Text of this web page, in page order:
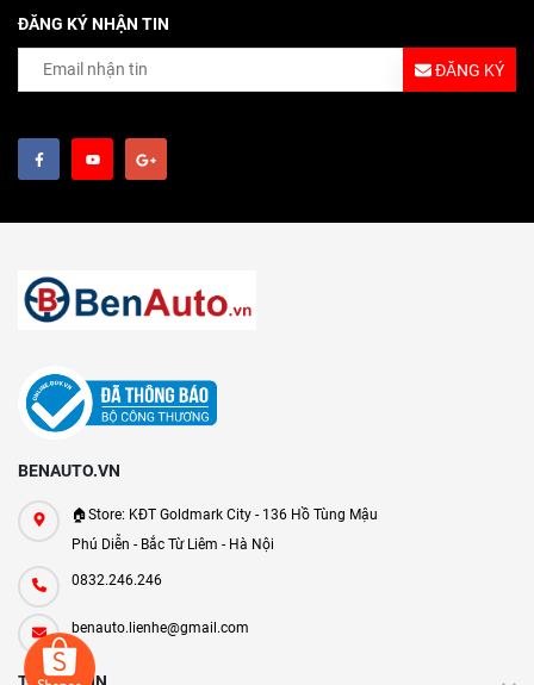
ĐĂNG KÝ NHẬN TIN
ĐĂNG KÝ
BENAUTO.VN
🏠Store: KĐT Goldmark City - 136 Hồ Tùng Mậu
Phú Diễn - Bắc Từ Liêm - Hà Nội
0832.246.246
benauto.lienhe@gmail.com